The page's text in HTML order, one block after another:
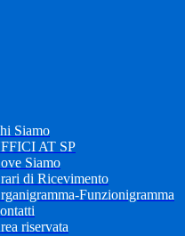
Siamo
AT SP
Siamo
di Ricevimento
Funzionigramma
riservata